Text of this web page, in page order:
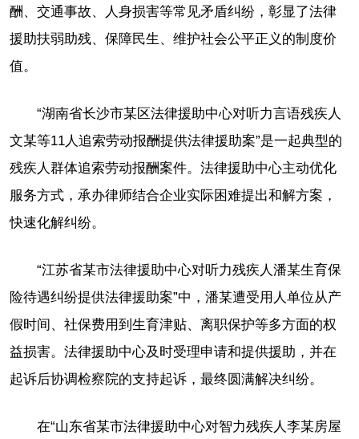
酬、交通事故、人身损害等常见矛盾纠纷，彰显了法律
援助扶弱助残、保障民生、维护社会公平正义的制度价
值。
“湖南省长沙市某区法律援助中心对听力言语残疾人
文某等11人追索劳动报酬提供法律援助案”是一起典型的
残疾人群体追索劳动报酬案件。法律援助中心主动优化
服务方式，承办律师结合企业实际困难提出和解方案，
快速化解纠纷。
“江苏省某市法律援助中心对听力残疾人潘某生育保
险待遇纠纷提供法律援助案”中，潘某遭受用人单位从产
假时间、社保费用到生育津贴、离职保护等多方面的权
益损害。法律援助中心及时受理申请和提供援助，并在
起诉后协调检察院的支持起诉，最终圆满解决纠纷。
在“山东省某市法律援助中心对智力残疾人李某房屋